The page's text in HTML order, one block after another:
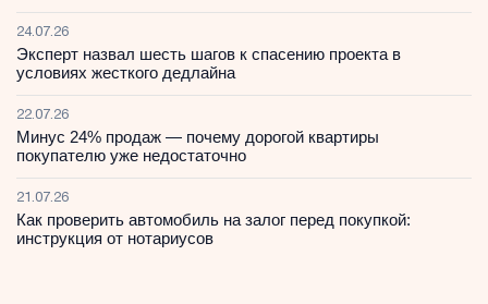
24.07.26
Эксперт назвал шесть шагов к спасению проекта в
условиях жесткого дедлайна
22.07.26
Минус 24% продаж — почему дорогой квартиры
покупателю уже недостаточно
21.07.26
Как проверить автомобиль на залог перед покупкой:
инструкция от нотариусов